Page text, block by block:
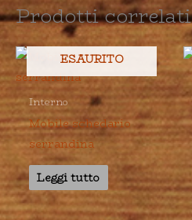
Prodotti correlati
ESAURITO
Interno
Mobile schedario
serrandina
Leggi tutto